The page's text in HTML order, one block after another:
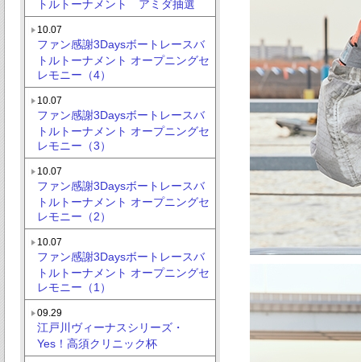
トルトーナメント アミダ抽選
10.07
ファン感謝3Daysボートレースバ
トルトーナメント オープニングセ
レモニー（4）
10.07
ファン感謝3Daysボートレースバ
トルトーナメント オープニングセ
レモニー（3）
10.07
ファン感謝3Daysボートレースバ
トルトーナメント オープニングセ
レモニー（2）
10.07
ファン感謝3Daysボートレースバ
トルトーナメント オープニングセ
レモニー（1）
09.29
江戸川ヴィーナスシリーズ・
Yes！高須クリニック杯